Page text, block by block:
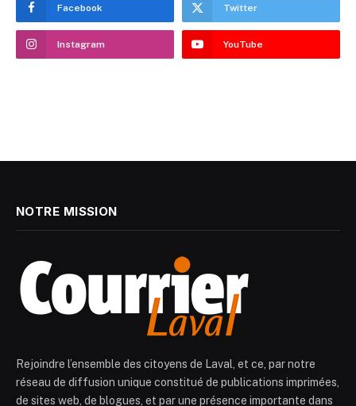
Facebook Twitter
Instagram YouTube
NOTRE MISSION
Rejoindre l’ensemble des citoyens de Laval, et ce, par notre
réseau de diffusion unique constitué de publications imprimées,
de sites web, de blogues, et par une présence importante dans